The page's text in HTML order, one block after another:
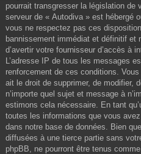
pourrait transgresser la législation
serveur de « Autodiva » est hébergé
vous ne respectez pas ces
bannissement immédiat et définitif et
d’avertir votre fournisseur d’accès à
L’adresse IP de tous les messages
renforcement de ces conditions.
ait le droit de supprimer, de modifier,
n’importe quel sujet et message à
estimons cela nécessaire. En tant
toutes les informations que vous
dans notre base de données. Bien
diffusées à une tierce partie sans
phpBB, ne pourront être tenus